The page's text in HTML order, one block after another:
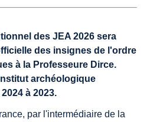
des JEA 2026 sera
des insignes de l'ordre
à la Professeure Dirce.
archéologique
à 2023.
par l'intermédiaire de la